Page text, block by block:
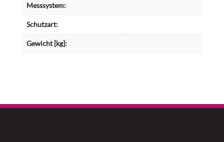
Messsystem:
Schutzart:
Gewicht [kg]: